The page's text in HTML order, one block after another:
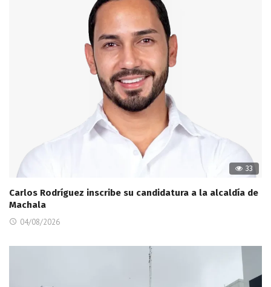
33
Carlos Rodríguez inscribe su candidatura a la alcaldía de
Machala
04/08/2026